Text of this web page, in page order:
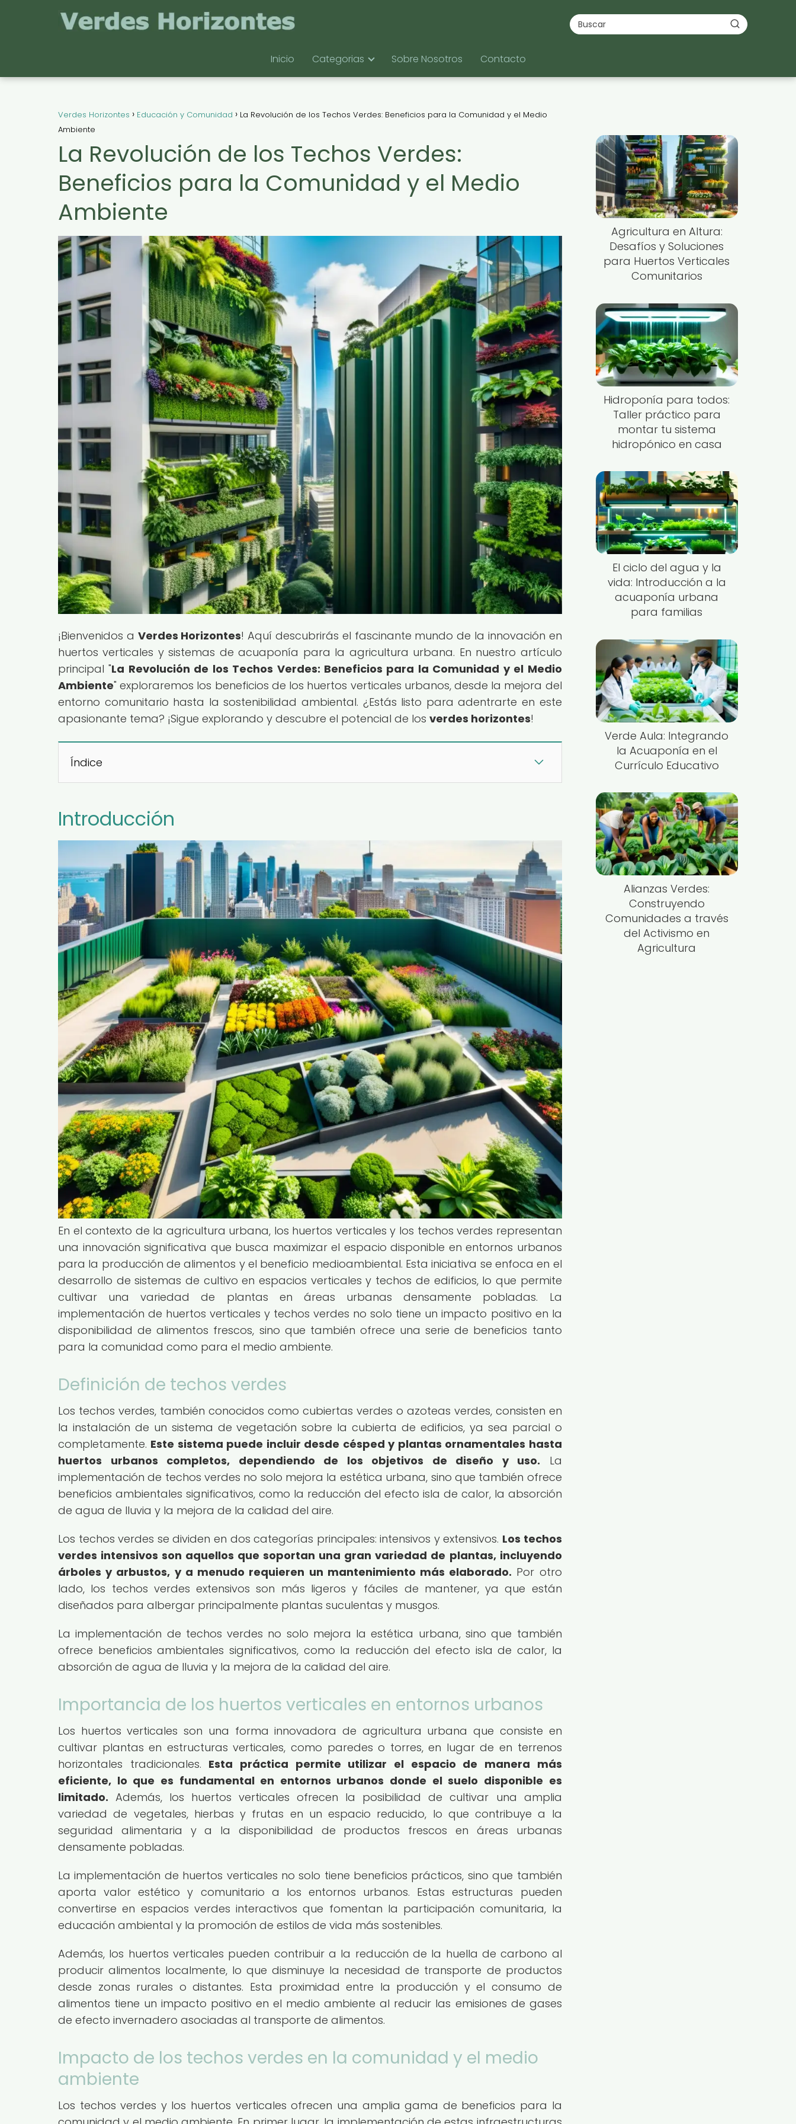
Inicio Categorias Sobre Nosotros Contacto
Verdes Horizontes Educación y Comunidad
La Revolución de los Techos Verdes: Beneficios para la Comunidad y el Medio
Ambiente
La Revolución de los Techos Verdes:
Beneficios para la Comunidad y el Medio
Ambiente
¡Bienvenidos a Verdes Horizontes! Aquí descubrirás el fascinante mundo de la innovación en
huertos verticales y sistemas de acuaponía para la agricultura urbana. En nuestro artículo
principal "La Revolución de los Techos Verdes: Beneficios para la Comunidad y el Medio
Ambiente" exploraremos los beneficios de los huertos verticales urbanos, desde la mejora del
entorno comunitario hasta la sostenibilidad ambiental. ¿Estás listo para adentrarte en este
apasionante tema? ¡Sigue explorando y descubre el potencial de los verdes horizontes!
Índice
Introducción
En el contexto de la agricultura urbana, los huertos verticales y los techos verdes representan
una innovación significativa que busca maximizar el espacio disponible en entornos urbanos
para la producción de alimentos y el beneficio medioambiental. Esta iniciativa se enfoca en el
desarrollo de sistemas de cultivo en espacios verticales y techos de edificios, lo que permite
cultivar una variedad de plantas en áreas urbanas densamente pobladas. La
implementación de huertos verticales y techos verdes no solo tiene un impacto positivo en la
disponibilidad de alimentos frescos, sino que también ofrece una serie de beneficios tanto
para la comunidad como para el medio ambiente.
Definición de techos verdes
Los techos verdes, también conocidos como cubiertas verdes o azoteas verdes, consisten en
la instalación de un sistema de vegetación sobre la cubierta de edificios, ya sea parcial o
completamente. Este sistema puede incluir desde césped y plantas ornamentales hasta
huertos urbanos completos, dependiendo de los objetivos de diseño y uso. La
implementación de techos verdes no solo mejora la estética urbana, sino que también ofrece
beneficios ambientales significativos, como la reducción del efecto isla de calor, la absorción
de agua de lluvia y la mejora de la calidad del aire.
Los techos verdes se dividen en dos categorías principales: intensivos y extensivos. Los techos
verdes intensivos son aquellos que soportan una gran variedad de plantas, incluyendo
árboles y arbustos, y a menudo requieren un mantenimiento más elaborado. Por otro
lado, los techos verdes extensivos son más ligeros y fáciles de mantener, ya que están
diseñados para albergar principalmente plantas suculentas y musgos.
La implementación de techos verdes no solo mejora la estética urbana, sino que también
ofrece beneficios ambientales significativos, como la reducción del efecto isla de calor, la
absorción de agua de lluvia y la mejora de la calidad del aire.
Importancia de los huertos verticales en entornos urbanos
Los huertos verticales son una forma innovadora de agricultura urbana que consiste en
cultivar plantas en estructuras verticales, como paredes o torres, en lugar de en terrenos
horizontales tradicionales. Esta práctica permite utilizar el espacio de manera más
eficiente, lo que es fundamental en entornos urbanos donde el suelo disponible es
limitado. Además, los huertos verticales ofrecen la posibilidad de cultivar una amplia
variedad de vegetales, hierbas y frutas en un espacio reducido, lo que contribuye a la
seguridad alimentaria y a la disponibilidad de productos frescos en áreas urbanas
densamente pobladas.
La implementación de huertos verticales no solo tiene beneficios prácticos, sino que también
aporta valor estético y comunitario a los entornos urbanos. Estas estructuras pueden
convertirse en espacios verdes interactivos que fomentan la participación comunitaria, la
educación ambiental y la promoción de estilos de vida más sostenibles.
Además, los huertos verticales pueden contribuir a la reducción de la huella de carbono al
producir alimentos localmente, lo que disminuye la necesidad de transporte de productos
desde zonas rurales o distantes. Esta proximidad entre la producción y el consumo de
alimentos tiene un impacto positivo en el medio ambiente al reducir las emisiones de gases
de efecto invernadero asociadas al transporte de alimentos.
Impacto de los techos verdes en la comunidad y el medio
ambiente
Los techos verdes y los huertos verticales ofrecen una amplia gama de beneficios para la
Agricultura en Altura:
Desafíos y Soluciones
para Huertos Verticales
Comunitarios
Hidroponía para todos:
Taller práctico para
montar tu sistema
hidropónico en casa
El ciclo del agua y la
vida: Introducción a la
acuaponía urbana
para familias
Verde Aula: Integrando
la Acuaponía en el
Currículo Educativo
Alianzas Verdes:
Construyendo
Comunidades a través
del Activismo en
Agricultura